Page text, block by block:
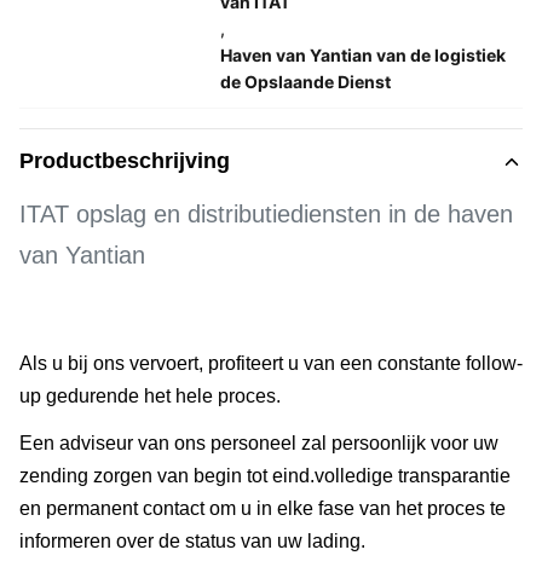
,
Haven van Yantian van de logistiek
de Opslaande Dienst
Productbeschrijving
ITAT opslag en distributiediensten in de haven
van Yantian
Als u bij ons vervoert, profiteert u van een constante follow-
up gedurende het hele proces.
Een adviseur van ons personeel zal persoonlijk voor uw
zending zorgen van begin tot eind.volledige transparantie
en permanent contact om u in elke fase van het proces te
informeren over de status van uw lading.